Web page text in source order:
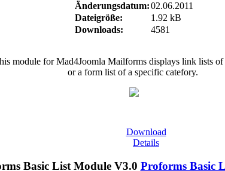
Änderungsdatum:02.06.2011
Dateigröße:
1.92 kB
Downloads:
4581
module for Mad4Joomla Mailforms displays link lists of
or a form list of a specific catefory.
Download
Details
Proforms Basic